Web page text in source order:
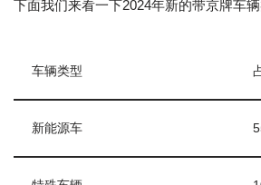
下面我们来看一下2024年新的带京牌车辆
车辆类型
新能源车